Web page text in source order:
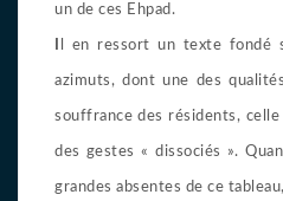
un de ces Ehpad.
l en ressort un texte fondé
azimuts, dont une des
souffrance des résidents,
des gestes « dissociés ».
grandes absentes de ce